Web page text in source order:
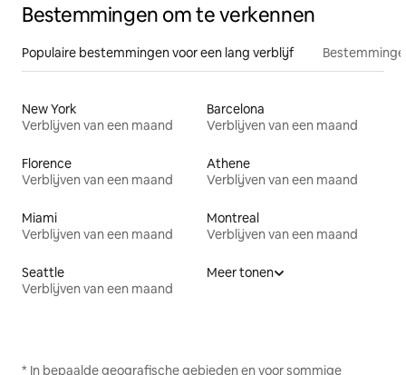
Bestemmingen om te verkennen
Populaire bestemmingen voor een lang verblijf
New York
Verblijven van een maand
Barcelona
Verblijven van een maand
Florence
Verblijven van een maand
Athene
Verblijven van een maand
Miami
Verblijven van een maand
Montreal
Verblijven van een maand
Seattle
Verblijven van een maand
Meer tonen
* In bepaalde geografische gebieden en voor sommige